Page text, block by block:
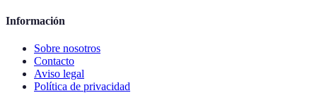
Información
Sobre nosotros
Contacto
Aviso legal
Política de privacidad